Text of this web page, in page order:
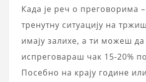
Када је реч о преговорима
тренутну ситуацију на
имају залихе, а ти можеш да
испреговараш чак 15-20%
Посебно на крају године